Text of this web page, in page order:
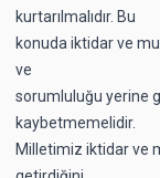
kurtarılmalıdır. Bu
konuda iktidar ve
ve
sorumluluğu yerine
kaybetmemelidir.
Milletimiz iktidar ve